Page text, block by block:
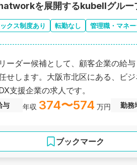
を展開するkubellグルー
クス制度あり 転勤なし 管理職・マネ
ーダー候補として、顧客企業の給
せします。大阪市北区にある、ビ
支援企業の求人です。
与 年収 374〜574 万円 勤務
ブックマーク